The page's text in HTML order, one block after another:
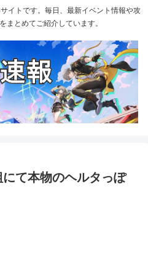
イトです。毎日、最新イベント情報や攻
まとめてご紹介しています。
にて本物のヘルタっぽ